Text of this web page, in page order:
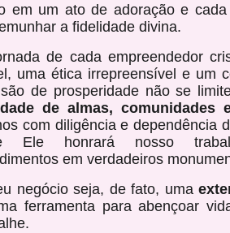
em um ato de adoração e
a fidelidade divina.
de cada empreendedor
uma ética irrepreensível e um
de prosperidade não se
de almas,
com diligência e dependência
Ele honrará nosso
em verdadeiros
negócio seja, de fato, uma
ferramenta para abençoar